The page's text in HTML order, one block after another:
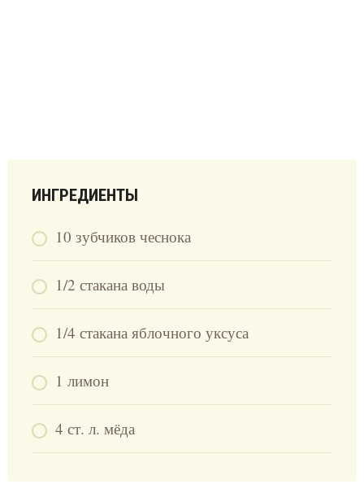
ИНГРЕДИЕНТЫ
10 зубчиков чеснока
1/2 стакана воды
1/4 стакана яблочного уксуса
1 лимон
4 ст. л. мёда